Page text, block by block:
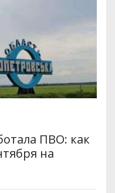
ПВО: как
на